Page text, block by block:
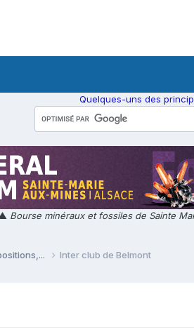
Quelques-uns des
Bourse minéraux et fossiles de Sainte
Inter club de Belmont